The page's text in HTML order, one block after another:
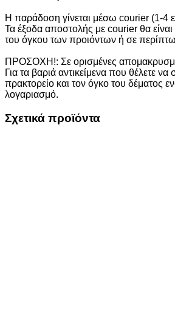
H παράδοση γίνεται μέσω courier (1-4
Τα έξοδα αποστολής με courier θα
του όγκου των προιόντων ή σε
ΠΡΟΣΟΧΗ!: Σε ορισμένες
Για τα βαριά αντικείμενα που θέλετε
πρακτορείο και τον όγκο του δέματος
λογαριασμό.
Σχετικά προϊόντα